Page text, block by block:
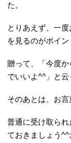
た。
とりあえず、一
を見るのがポイン
贈って、「今度
でいいよ^^」と
そのあとは、お言
普通に受け取ら
ておきましょう^^;